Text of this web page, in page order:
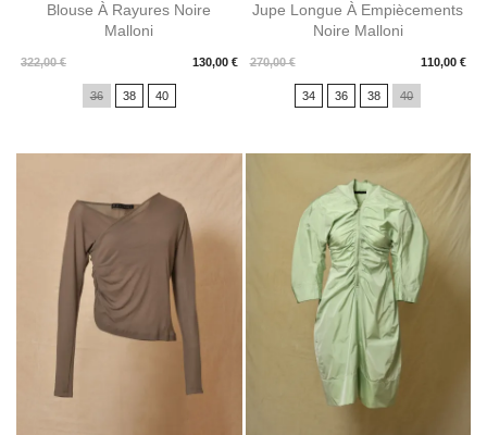
Blouse À Rayures Noire
Malloni
322,00 € 130,00 €
Prix
36 38 40
Jupe Longue À Empiècements
Noire Malloni
270,00 € 110,00 €
Prix
34 36 38 40